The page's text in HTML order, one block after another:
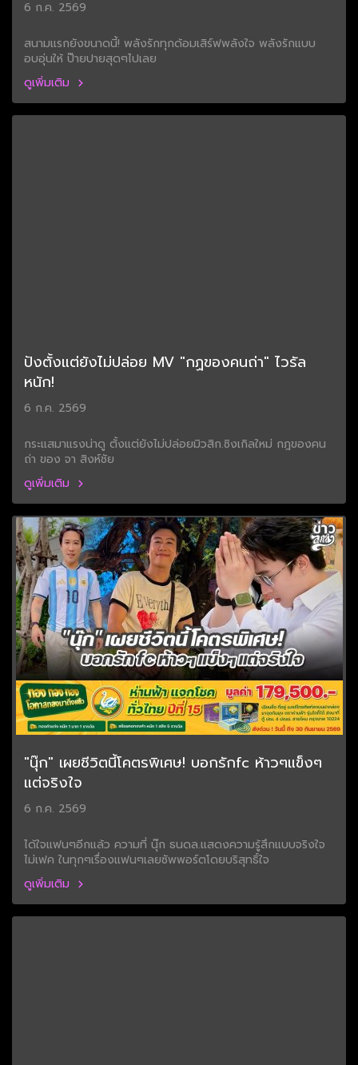
6 ก.ค. 2569
สนามแรกยังขนาดนี้! พลังรักทุกด้อมเสิร์ฟพลังใจ พลังรักแบบ
อบอุ่นให้ ป๊ายปายสุดๆไปเลย
ดูเพิ่มเติม
ปังตั้งแต่ยังไม่ปล่อย MV "กฏของคนถ่า" ไวรัล
หนัก!
6 ก.ค. 2569
กระแสมาแรงน่าดู ตั้งแต่ยังไม่ปล่อยมิวสิก.ซิงเกิลใหม่ กฎของคน
ถ่า ของ จา สิงห์ชัย
ดูเพิ่มเติม
"นุ๊ก" เผยชีวิตนี้โคตรพิเศษ! บอกรักfc ห้าวๆแข็งๆ
แต่จริงใจ
6 ก.ค. 2569
ได้ใจแฟนๆอีกแล้ว ความที่ นุ๊ก ธนดล.แสดงความรู้สึกแบบจริงใจ
ไม่เฟค ในทุกๆเรื่องแฟนๆเลยซัพพอร์ตโดยบริสุทธิ์ใจ
ดูเพิ่มเติม